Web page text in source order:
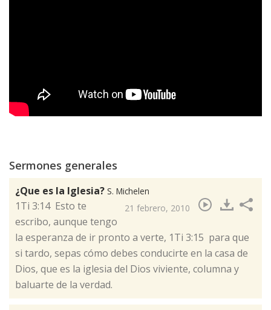
Sermones generales
¿Que es la Iglesia? S. Michelen
21 febrero, 2010
​1Ti 3:14 Esto te
escribo, aunque tengo
la esperanza de ir pronto a verte, 1Ti 3:15 para que
si tardo, sepas cómo debes conducirte en la casa de
Dios, que es la iglesia del Dios viviente, columna y
baluarte de la verdad.